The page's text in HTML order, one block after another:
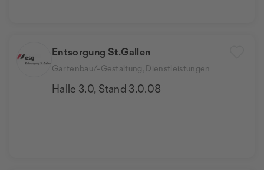
Entsorgung St.Gallen
Gartenbau/-Gestaltung, Dienstleistungen
Halle 3.0, Stand 3.0.08